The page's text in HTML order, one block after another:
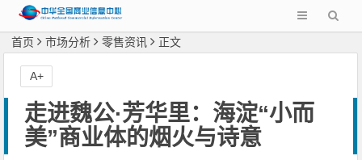
首页 市场分析 零售资讯 正文
走进魏公·芳华里：海淀“小而
美”商业体的烟火与诗意
A+